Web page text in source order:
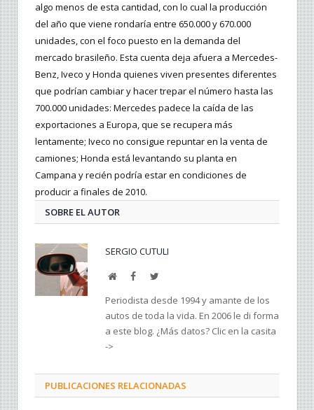
algo menos de esta cantidad, con lo cual la producción
del año que viene rondaría entre 650.000 y 670.000
unidades, con el foco puesto en la demanda del
mercado brasileño. Esta cuenta deja afuera a Mercedes-
Benz, Iveco y Honda quienes viven presentes diferentes
que podrían cambiar y hacer trepar el número hasta las
700.000 unidades: Mercedes padece la caída de las
exportaciones a Europa, que se recupera más
lentamente; Iveco no consigue repuntar en la venta de
camiones; Honda está levantando su planta en
Campana y recién podría estar en condiciones de
producir a finales de 2010.
SOBRE EL AUTOR
SERGIO CUTULI
Web FacebookTwitter
Periodista desde 1994 y amante de los
autos de toda la vida. En 2006 le di forma
a este blog. ¿Más datos? Clic en la casita
->
PUBLICACIONES RELACIONADAS